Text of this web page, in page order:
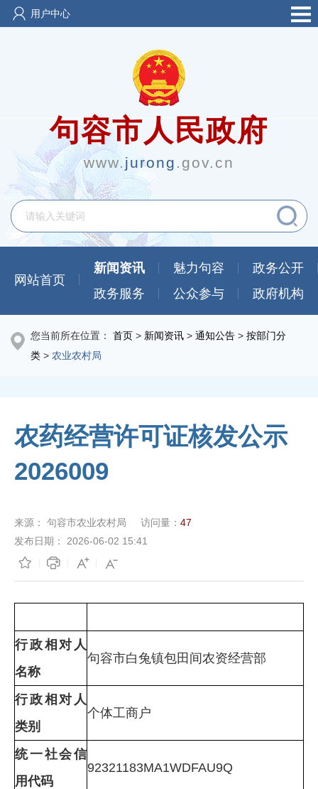
用户中心
句容市人民政府
www.jurong .gov.cn
网站首页
新闻资讯 魅力句容
政务公开
政务服务
公众参与 政府机构
您当前所在位置： 首页 > 新闻资讯 > 通知公告 > 按部门分
类 > 农业农村局
农药经营许可证核发公示
2026009
来源： 句容市农业农村局 访问量： 47
发布日期：
2026-06-02 15:41
行政相对人
名称
句容市白兔镇包田间农资经营部
行政相对人
类别
个体工商户
统一社会信
用代码
92321183MA1WDFAU9Q